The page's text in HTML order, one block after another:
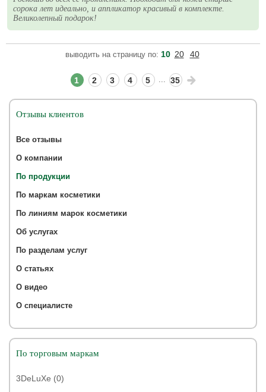
сорока лет идеально, и аппликатор красивый в комплекте.
Великолепный подарок!
выводить на страницу по: 10 20 40
1 2 3 4 5 35
Отзывы клиентов
Все отзывы
О компании
По продукции
По маркам косметики
По линиям марок косметики
Об услугах
По разделам услуг
О статьях
О видео
О специалисте
По торговым маркам
3DeLuXe (0)